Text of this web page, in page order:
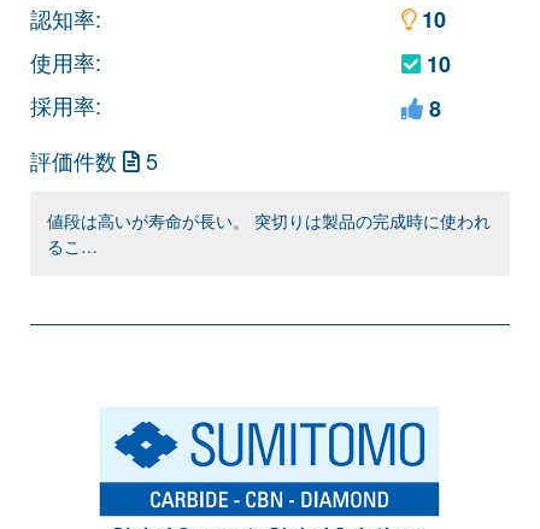
認知率:
使用率:
採用率:
10
10
8
評価件数
5
値段は高いが寿命が長い。 突切りは製品の完成時に使われ
るこ…